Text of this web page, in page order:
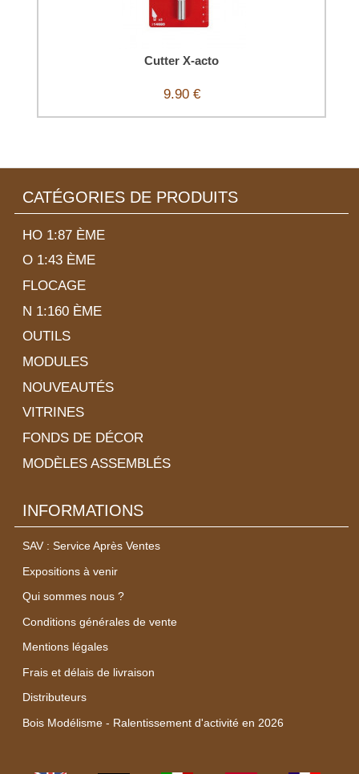
Cutter X-acto
9.90 €
CATÉGORIES DE PRODUITS
HO 1:87 ÈME
O 1:43 ÈME
FLOCAGE
N 1:160 ÈME
OUTILS
MODULES
NOUVEAUTÉS
VITRINES
FONDS DE DÉCOR
MODÈLES ASSEMBLÉS
INFORMATIONS
SAV : Service Après Ventes
Expositions à venir
Qui sommes nous ?
Conditions générales de vente
Mentions légales
Frais et délais de livraison
Distributeurs
Bois Modélisme - Ralentissement d'activité en 2026